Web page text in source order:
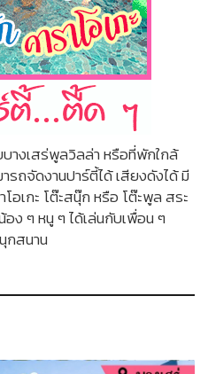
างเสร่พูลวิลล่า หรือที่พักใกล้
ถจัดงานปาร์ตี้ได้ เสียงดังได้ มี
อเกะ โต๊ะสนุ๊ก หรือ โต๊ะพูล สระ
อง ๆ หนู ๆ ได้เล่นกับเพื่อน ๆ
กสนาน